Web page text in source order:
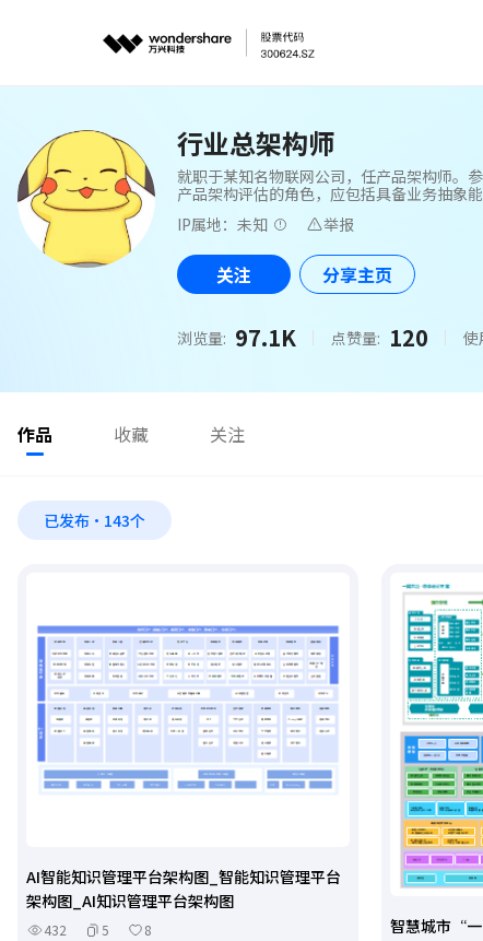
行业总架构师
就职于某知名物联网公司，任产品架构师。
产品架构评估的角色，应包括具备业务抽象
IP属地：未知 举报
关注 分享主页
浏览量: 97.1K 点赞量: 120 使
作品 收藏 关注
已发布·143个
AI智能知识管理平台架构图_智能知识管理平台
架构图_AI知识管理平台架构图
432 5
8
智慧城市“